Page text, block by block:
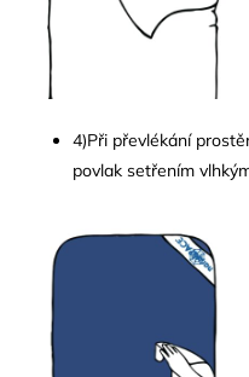
4)Při převlékání
povlak setřením